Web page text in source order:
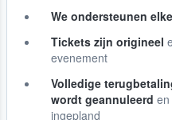
We ondersteunen
Tickets zijn origineel
evenement
Volledige
wordt geannuleerd
ingepland